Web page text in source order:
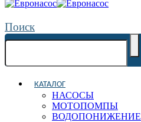
Поиск
КАТАЛОГ
НАСОСЫ
МОТОПОМПЫ
ВОДОПОНИЖЕНИЕ